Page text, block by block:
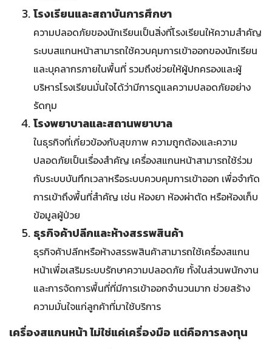
โรงเรียนและสถาบันการศึกษา
ความปลอดภัยของนักเรียนเป็นสิ่งที่โรงเรียนให้ความสำคัญ
ระบบสแกนหน้าสามารถใช้ควบคุมการเข้าออกของนักเรียน
และบุคลากรภายในพื้นที่ รวมถึงช่วยให้ผู้ปกครองและผู้
บริหารโรงเรียนมั่นใจได้ว่ามีการดูแลความปลอดภัยอย่าง
รัดกุม
โรงพยาบาลและสถานพยาบาล
ในธุรกิจที่เกี่ยวข้องกับสุขภาพ ความถูกต้องและความ
ปลอดภัยเป็นเรื่องสำคัญ เครื่องสแกนหน้าสามารถใช้ร่วม
กับระบบบันทึกเวลาหรือระบบควบคุมการเข้าออก เพื่อจำกัด
การเข้าถึงพื้นที่สำคัญ เช่น ห้องยา ห้องผ่าตัด หรือห้องเก็บ
ข้อมูลผู้ป่วย
ธุรกิจค้าปลีกและห้างสรรพสินค้า
ธุรกิจค้าปลีกหรือห้างสรรพสินค้าสามารถใช้เครื่องสแกน
หน้าเพื่อเสริมระบบรักษาความปลอดภัย ทั้งในส่วนพนักงาน
และการจัดการพื้นที่ที่มีการเข้าออกจำนวนมาก ช่วยสร้าง
ความมั่นใจแก่ลูกค้าที่มาใช้บริการ
เครื่องสแกนหน้า ไม่ใช่แค่เครื่องมือ แต่คือการลงทุน